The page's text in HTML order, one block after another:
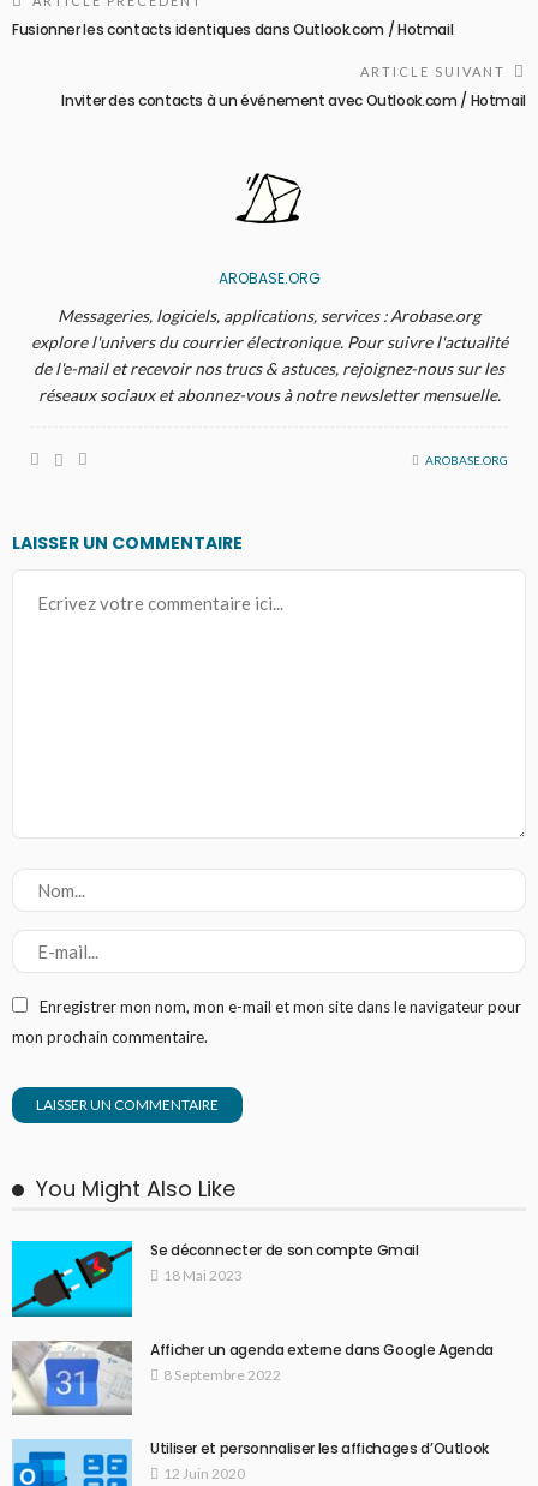
Fusionner les contacts identiques dans Outlook.com / Hotmail
ARTICLE SUIVANT
Inviter des contacts à un événement avec Outlook.com / Hotmail
AROBASE.ORG
Messageries, logiciels, applications, services : Arobase.org
explore l'univers du courrier électronique. Pour suivre l'actualité
de l'e-mail et recevoir nos trucs & astuces, rejoignez-nous sur les
réseaux sociaux et abonnez-vous à notre newsletter mensuelle.
AROBASE.ORG
LAISSER UN COMMENTAIRE
Enregistrer mon nom, mon e-mail et mon site dans le navigateur pour
mon prochain commentaire.
You Might Also Like
Se déconnecter de son compte Gmail
18 Mai 2023
Afficher un agenda externe dans Google Agenda
8 Septembre 2022
Utiliser et personnaliser les affichages d’Outlook
12 Juin 2020